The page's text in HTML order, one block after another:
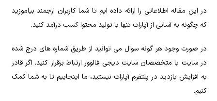
در این مقاله اطلاعاتی را ارائه داده ایم تا شما کاربران ارجمند بیاموزید
که چگونه به آسانی از آپارات تنها با تولید محتوا کسب درآمد کنید.
در صورت وجود هر گونه سوال می توانید از طریق شماره های درج شده
در سایت با متخصصان سایت دیجی فالوور ارتباط برقرار کنید. اگر قادر
به افزایش بازدید در پلتفرم آپارات نیستید، ما اینجاییم تا به شما کمک
کنیم.